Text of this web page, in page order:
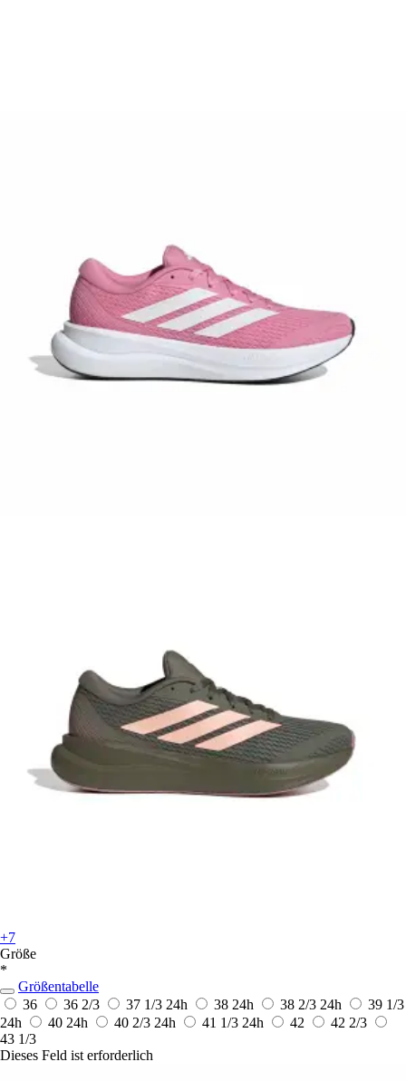
+7
Größe
*
Größentabelle
36
36 2/3 37 1/3 24h 38 24h 38 2/3 24h
39 1/3
24h
40 24h 40 2/3 24h 41 1/3 24h 42
42 2/3
43 1/3
Dieses Feld ist erforderlich